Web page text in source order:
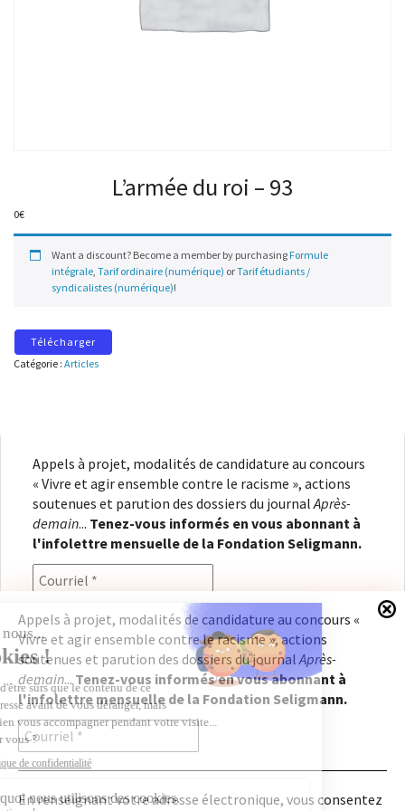
L’armée du roi – 93
0€
Want a discount? Become a member by purchasing Formule
intégrale, Tarif ordinaire (numérique) orTarif étudiants /
syndicalistes (numérique)!
Télécharger
Catégorie : Articles
Appels à projet, modalités de candidature au concours
« Vivre et agir ensemble contre le racisme », actions
soutenues et parution des dossiers du journal Après-
demain... Tenez-vous informés en vous abonnant à
l'infolettre mensuelle de la Fondation Seligmann.
En renseignant votre adresse électronique, vous
consentez à recevoir l'infolettre de la Fondation
Seligmann, conformément à notrepolitique de
confidentialité. Il vous sera possible de vous
désabonner à tout moment.
Appels à projet, modalités de candidature au concours «
Vivre et agir ensemble contre le racisme », actions
soutenues et parution des dossiers du journalAprès-
demain...Tenez-vous informés en vous abonnant à
l'infolettre mensuelle de la Fondation Seligmann.
En renseignant votre adresse électronique, vous consentez